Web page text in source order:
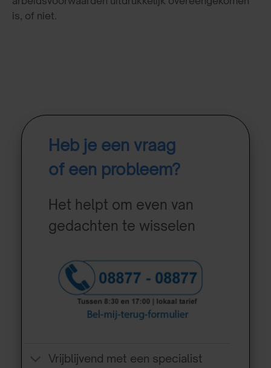
is, of niet.
Heb je een vraag
of een probleem?
Het helpt om even van
gedachten te wisselen
Vrijblijvend met een specialist